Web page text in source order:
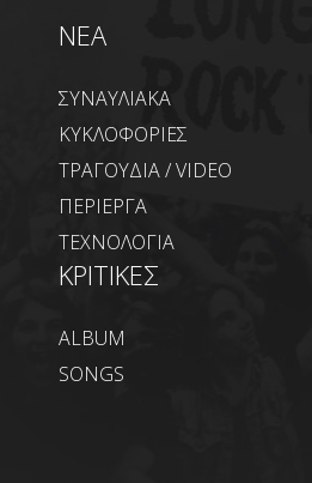
NEA
ΣΥΝΑΥΛΙΑΚΑ
ΚΥΚΛΟΦΟΡΙΕΣ
ΤΡΑΓΟΥΔΙΑ / VIDEO
ΠΕΡΙΕΡΓΑ
ΤΕΧΝΟΛΟΓΙΑ
ΚΡΙΤΙΚΕΣ
ALBUM
SONGS